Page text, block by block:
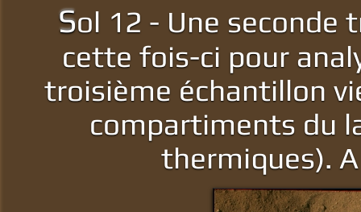
Sol 12 - Une seconde
cette fois-ci pour
troisième échantillon
compartiments du
thermiques).